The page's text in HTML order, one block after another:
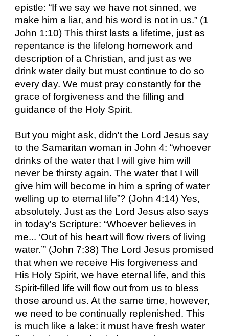
epistle: “If we say we have not sinned, we
make him a liar, and his word is not in us.” (1
John 1:10) This thirst lasts a lifetime, just as
repentance is the lifelong homework and
description of a Christian, and just as we
drink water daily but must continue to do so
every day. We must pray constantly for the
grace of forgiveness and the filling and
guidance of the Holy Spirit.
But you might ask, didn't the Lord Jesus say
to the Samaritan woman in John 4: “whoever
drinks of the water that I will give him will
never be thirsty again. The water that I will
give him will become in him a spring of water
welling up to eternal life”? (John 4:14) Yes,
absolutely. Just as the Lord Jesus also says
in today's Scripture: “Whoever believes in
me... ‘Out of his heart will flow rivers of living
water.’” (John 7:38) The Lord Jesus promised
that when we receive His forgiveness and
His Holy Spirit, we have eternal life, and this
Spirit-filled life will flow out from us to bless
those around us. At the same time, however,
we need to be continually replenished. This
is much like a lake: it must have fresh water